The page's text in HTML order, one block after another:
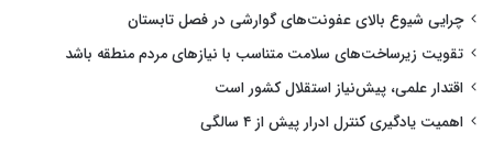
چرایی شیوع بالای عفونت‌های گوارشی در فصل تابستان
تقویت زیرساخت‌های سلامت متناسب با نیازهای مردم منطقه باشد
اقتدار علمی، پیش‌نیاز استقلال کشور است
اهمیت یادگیری کنترل ادرار پیش از ۴ سالگی